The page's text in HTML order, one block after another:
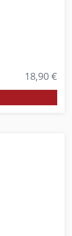
18,90 €